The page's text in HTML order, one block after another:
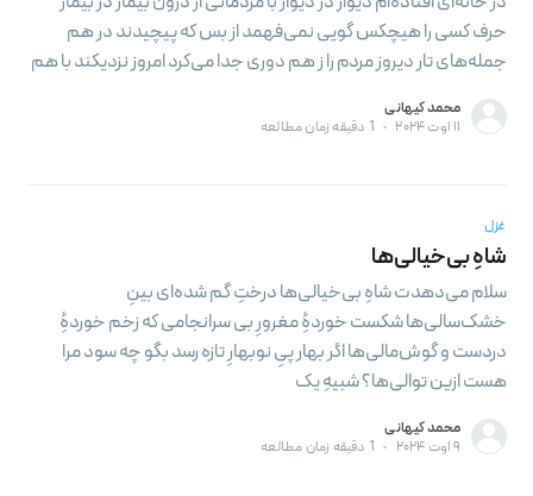
حرف کسی را هیچکس گویی نمی‌فهمد از بس که پیچیدند در هم
جمله‌های تار دیروز مردم را ز هم دوری جدا می‌کرد امروز نزدیکند با هم
محمد کیهانی
۱۱ اوت ۲۰۲۴
•
غزل
شاهِ بی‌خیالی‌ها
سلام می‌دهدت شاهِ بی‌خیالی‌ها درختِ گم شده‌ای بینِ
خشک‌سالی‌ها شکست خورده‌ِٔ مغرورِ بی سرانجامی که زخم خوردهِٔ
دردست و گوش‌مالی‌ها اگر بهار پیِ نوبهارِ تازه رسد بگو چه سود مرا
هست ازین توالی‌ها؟ شبیهِ یک
محمد کیهانی
۹ اوت ۲۰۲۴
•